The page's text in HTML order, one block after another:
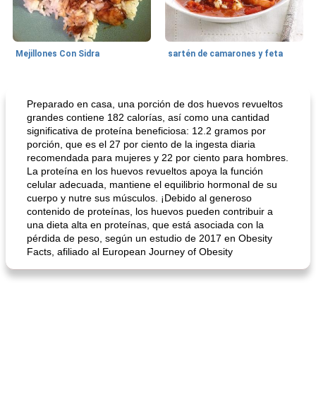
Mejillones Con Sidra sartén de camarones y feta
sopa de lentejas negras del chef john
Preparado en casa, una porción de dos huevos revueltos
grandes contiene 182 calorías, así como una cantidad
significativa de proteína beneficiosa: 12.2 gramos por
porción, que es el 27 por ciento de la ingesta diaria
recomendada para mujeres y 22 por ciento para hombres.
La proteína en los huevos revueltos apoya la función
celular adecuada, mantiene el equilibrio hormonal de su
cuerpo y nutre sus músculos. ¡Debido al generoso
contenido de proteínas, los huevos pueden contribuir a
una dieta alta en proteínas, que está asociada con la
pérdida de peso, según un estudio de 2017 en Obesity
Facts, afiliado al European Journey of Obesity